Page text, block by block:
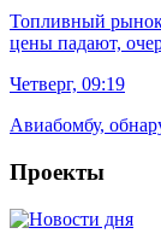
Топливный рынок
цены падают,
Четверг, 09:19
Авиабомбу,
Проекты